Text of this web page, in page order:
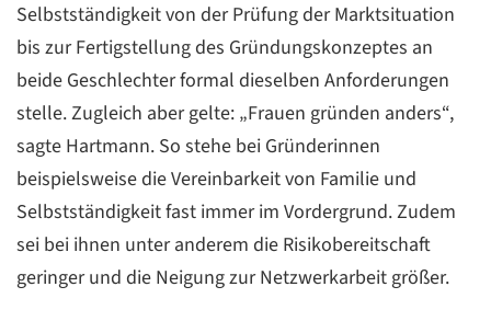
Selbstständigkeit von der Prüfung der Marktsituation
bis zur Fertigstellung des Gründungskonzeptes an
beide Geschlechter formal dieselben Anforderungen
stelle. Zugleich aber gelte: „Frauen gründen anders“,
sagte Hartmann. So stehe bei Gründerinnen
beispielsweise die Vereinbarkeit von Familie und
Selbstständigkeit fast immer im Vordergrund. Zudem
sei bei ihnen unter anderem die Risikobereitschaft
geringer und die Neigung zur Netzwerkarbeit größer.